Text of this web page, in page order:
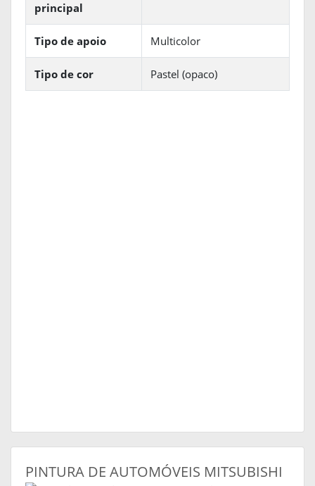
principal
Tipo de apoio Multicolor
Tipo de cor Pastel (opaco)
PINTURA DE AUTOMÓVEIS MITSUBISHI